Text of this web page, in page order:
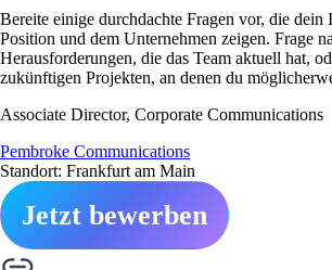
Bereite einige durchdachte Fragen vor, die dein
Position und dem Unternehmen zeigen. Frage
Herausforderungen, die das Team aktuell hat,
zukünftigen Projekten, an denen du
Associate Director, Corporate Communications
Pembroke Communications
Standort: Frankfurt am Main
Jetzt bewerben